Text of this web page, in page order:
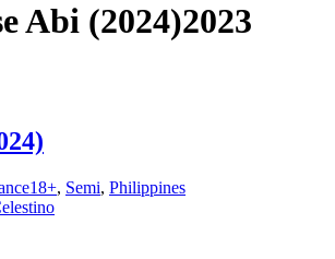
Abi (2024)2023
, Semi, Philippines